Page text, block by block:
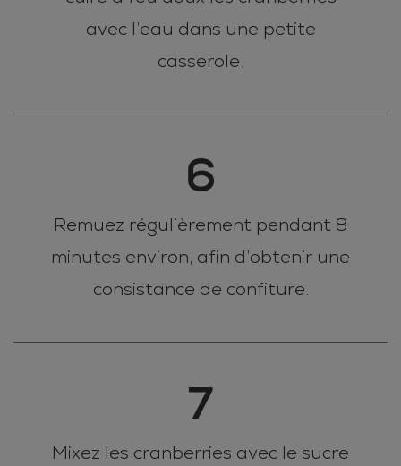
avec l’eau dans une petite
casserole.
6
Remuez régulièrement pendant 8
minutes environ, afin d’obtenir une
consistance de confiture.
7
Mixez les cranberries avec le sucre